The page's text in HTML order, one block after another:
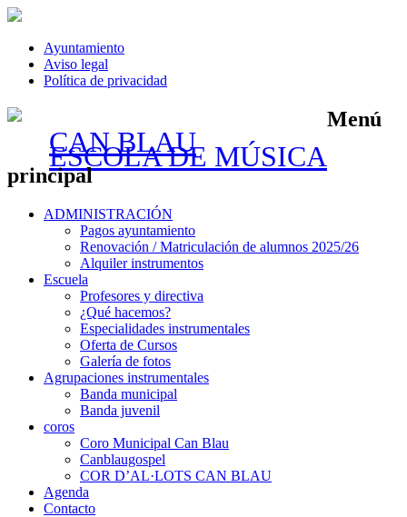
Ayuntamiento
Aviso legal
Política de privacidad
CAN BLAU
ESCOLA DE MÚSICA
Menú
principal
Saltar
ADMINISTRACIÓN
Pagos ayuntamiento
Renovación / Matriculación de alumnos 2025/26
Alquiler instrumentos
Escuela
Profesores y directiva
¿Qué hacemos?
Especialidades instrumentales
Oferta de Cursos
Galería de fotos
Agrupaciones instrumentales
Banda municipal
Banda juvenil
coros
Coro Municipal Can Blau
Canblaugospel
COR D’AL·LOTS CAN BLAU
Agenda
Contacto